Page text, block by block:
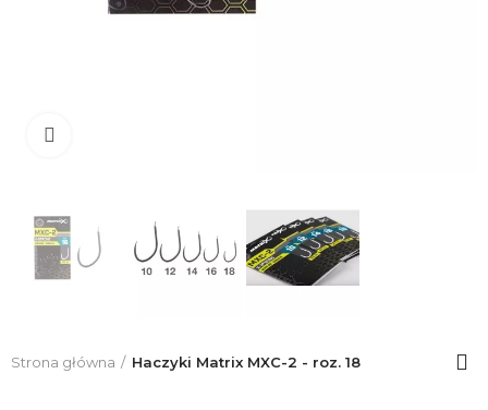
Strona główna Haczyki Matrix MXC-2 - roz. 18